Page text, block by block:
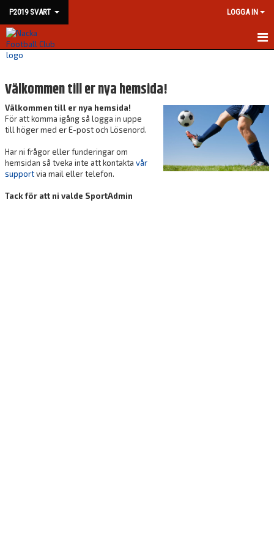
P2019 SVART LOGGA IN
HEM
NYHETER
KALENDER
TRUPPEN
BILDGALLERI
Välkommen till er nya hemsida!
Välkommen till er nya hemsida!
För att komma igång så logga in uppe
till höger med er E-post och Lösenord.
Har ni frågor eller funderingar om
hemsidan så tveka inte att kontakta vår
supportvia mail eller telefon.
Tack för att ni valde SportAdmin